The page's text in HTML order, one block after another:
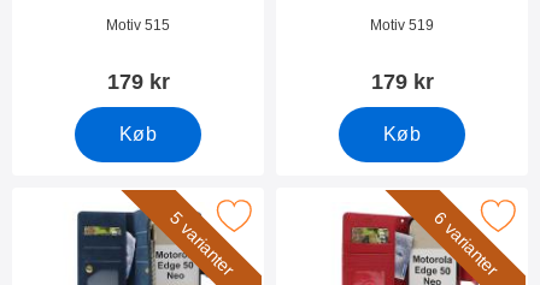
Varenr 51620Motiv 515
179 kr
Køb
Varenr 51619Motiv 519
179 kr
Køb
5 varianter
xL Standcase Luxwallet Motorola Edge 50 Neo som favorit
6 varianter
Marker new Standcase Wallet